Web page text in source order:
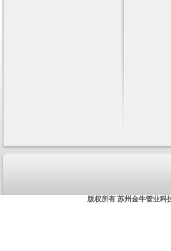
版权所有 苏州金牛管业科